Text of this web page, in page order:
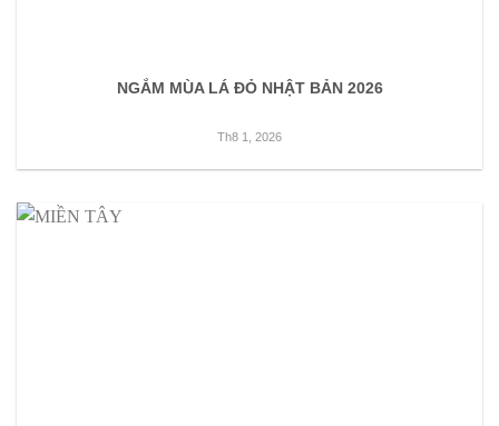
NGẮM MÙA LÁ ĐỎ NHẬT BẢN 2026
Th8 1, 2026